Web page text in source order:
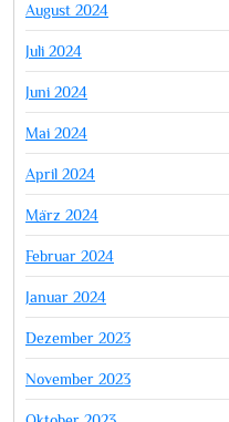
August 2024
Juli 2024
Juni 2024
Mai 2024
April 2024
März 2024
Februar 2024
Januar 2024
Dezember 2023
November 2023